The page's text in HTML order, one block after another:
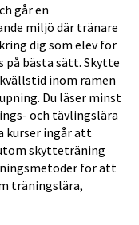
går en
miljö där tränare
dig som elev för
på bästa sätt. Skytte
inom ramen
Du läser minst
och tävlingslära
kurser ingår att
skytteträning
för att
träningslära,